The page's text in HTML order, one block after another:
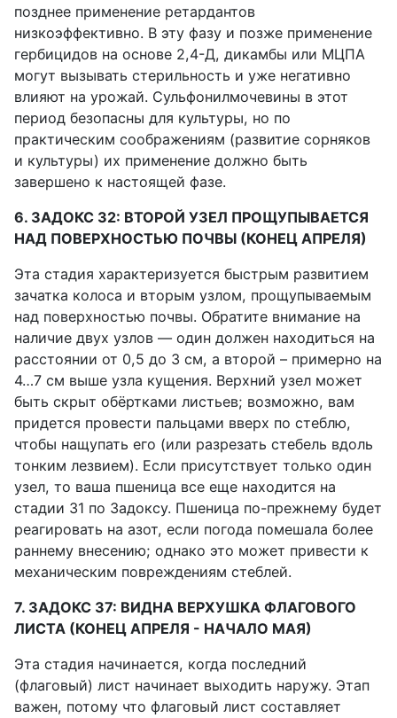
позднее применение ретардантов
низкоэффективно. В эту фазу и позже применение
гербицидов на основе 2,4-Д, дикамбы или МЦПА
могут вызывать стерильность и уже негативно
влияют на урожай. Сульфонилмочевины в этот
период безопасны для культуры, но по
практическим соображениям (развитие сорняков
и культуры) их применение должно быть
завершено к настоящей фазе.
6. ЗАДОКС 32: ВТОРОЙ УЗЕЛ ПРОЩУПЫВАЕТСЯ
НАД ПОВЕРХНОСТЬЮ ПОЧВЫ (КОНЕЦ АПРЕЛЯ)
Эта стадия характеризуется быстрым развитием
зачатка колоса и вторым узлом, прощупываемым
над поверхностью почвы. Обратите внимание на
наличие двух узлов — один должен находиться на
расстоянии от 0,5 до 3 см, а второй – примерно на
4…7 см выше узла кущения. Верхний узел может
быть скрыт обёртками листьев; возможно, вам
придется провести пальцами вверх по стеблю,
чтобы нащупать его (или разрезать стебель вдоль
тонким лезвием). Если присутствует только один
узел, то ваша пшеница все еще находится на
стадии 31 по Задоксу. Пшеница по-прежнему будет
реагировать на азот, если погода помешала более
раннему внесению; однако это может привести к
механическим повреждениям стеблей.
7. ЗАДОКС 37: ВИДНА ВЕРХУШКА ФЛАГОВОГО
ЛИСТА (КОНЕЦ АПРЕЛЯ - НАЧАЛО МАЯ)
Эта стадия начинается, когда последний
(флаговый) лист начинает выходить наружу. Этап
важен, потому что флаговый лист составляет